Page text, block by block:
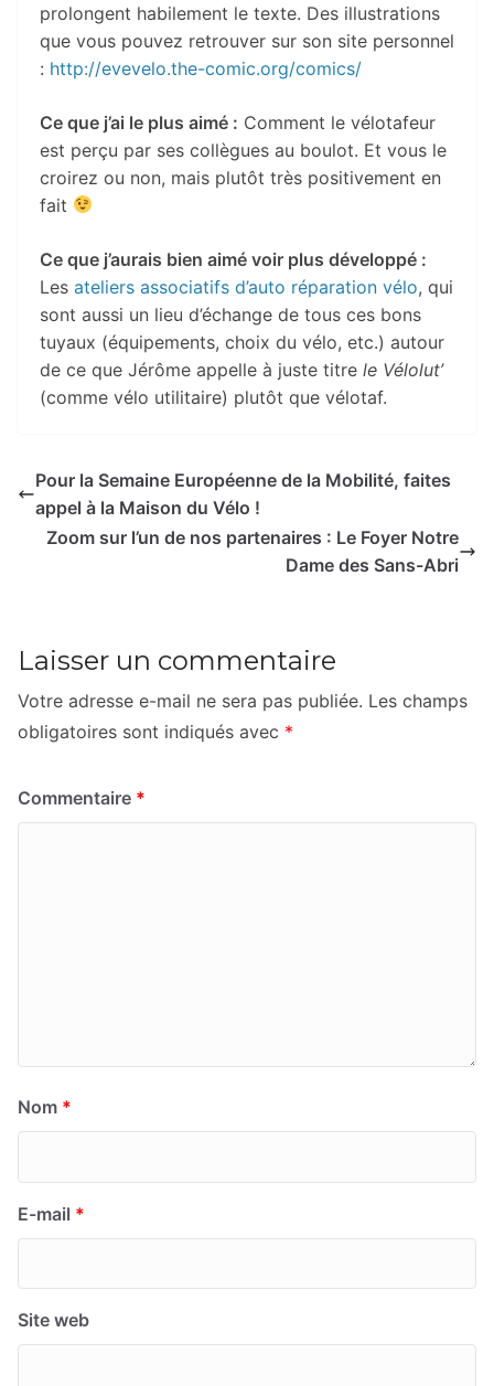
prolongent habilement le texte. Des illustrations
que vous pouvez retrouver sur son site personnel
: http://evevelo.the-comic.org/comics/
Ce que j’ai le plus aimé : Comment le vélotafeur
est perçu par ses collègues au boulot. Et vous le
croirez ou non, mais plutôt très positivement en
fait
Ce que j’aurais bien aimé voir plus développé :
Les ateliers associatifs d’auto réparation vélo, qui
sont aussi un lieu d’échange de tous ces bons
tuyaux (équipements, choix du vélo, etc.) autour
de ce que Jérôme appelle à juste titre le Vélolut’
(comme vélo utilitaire) plutôt que vélotaf.
Pour la Semaine Européenne de la Mobilité, faites
appel à la Maison du Vélo !
Zoom sur l’un de nos partenaires : Le Foyer Notre
Dame des Sans-Abri
Laisser un commentaire
Votre adresse e-mail ne sera pas publiée. Les champs
obligatoires sont indiqués avec *
Commentaire *
Nom *
E-mail *
Site web